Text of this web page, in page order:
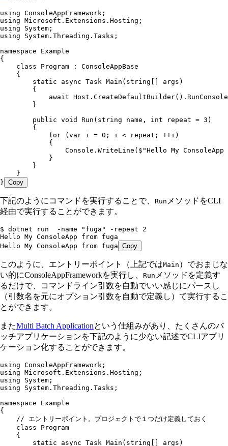
using ConsoleAppFramework ;
using Microsoft . Extensions . Hosting ;
using System ;
using System . Threading . Tasks ;
namespace Example
{
    class
Program :
ConsoleAppBase
    {
        static
async Task Main ( string [] args)
        {
            await
Host . CreateDefaultBuilder() .
        }
        public
void Run ( string name , int repeat = 3 )
        {
            for
(var i = 0 ; i < repeat; ++i)
            {
                Console
. WriteLine ( $"Hello My
            }
        }
    }
} Copy
下記のようにコマンドを実行することで、 Run メソッドをCLI
経由で実行することができます。
$ dotnet run  -name "fuga" -repeat 2
Hello My ConsoleApp from fuga
Hello My ConsoleApp from fuga Copy
このように、エントリーポイント（上記ではMain ）でおまじな
い的にConsoleAppFrameworkを実行し、 Run メソッドを定義す
るだけで、コマンドライン引数を自動でいい感じにパースし
（引数名を元にオプション引数を自動で定義し）て実行するこ
とができます。
またMulti Batch Applicationという仕組みがあり、たくさんのバ
ッチアプリケーションを下記のように少ない記述でCLIアプリ
ケーション化することができます。
using ConsoleAppFramework ;
using Microsoft . Extensions . Hosting ;
using System ;
using System . Threading . Tasks ;
namespace Example
{
    // エントリーポイント。プロジェクトで１つだけ定義しておく
    class
Program
    {
        static
async Task Main ( string [] args)